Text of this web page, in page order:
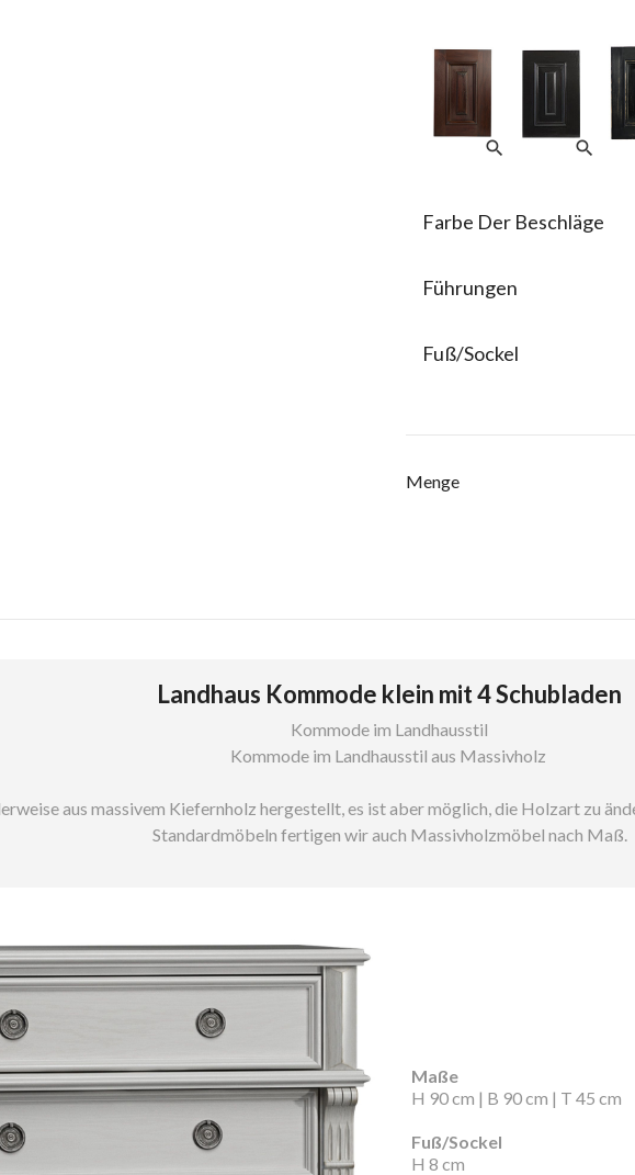
search search
Farbe Der Beschläge
Führungen
Fuß/Sockel
Menge
Landhaus Kommode klein mit 4 Schubladen
Kommode im Landhausstil
Kommode im Landhausstil aus Massivholz
aus massivem Kiefernholz hergestellt, es ist aber möglich, die Holzart zu
Standardmöbeln fertigen wir auch Massivholzmöbel nach Maß.
Maße
H 90 cm | B 90 cm | T 45 cm
Fuß/Sockel
H 8 cm